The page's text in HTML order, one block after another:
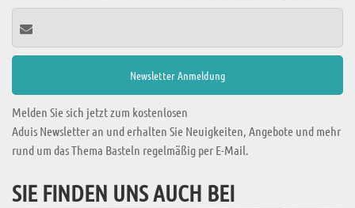
Melden Sie sich jetzt zum kostenlosen
Aduis Newsletter an und erhalten Sie Neuigkeiten, Angebote und mehr
rund um das Thema Basteln regelmäßig per E-Mail.
SIE FINDEN UNS AUCH BEI